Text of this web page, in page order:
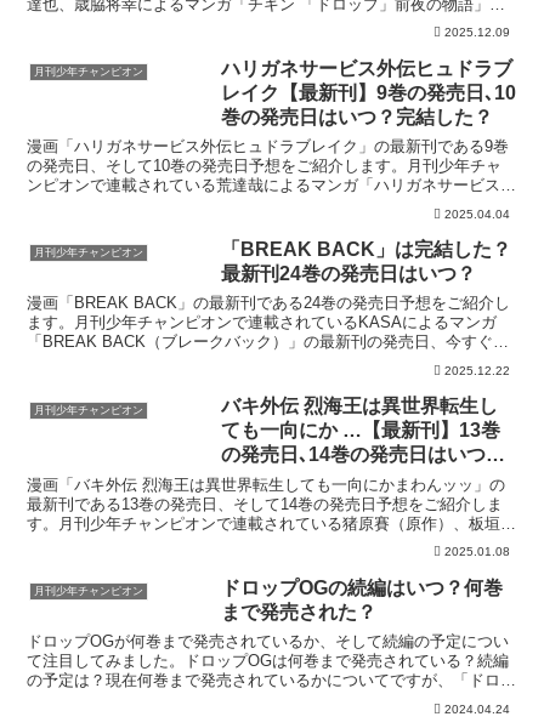
達也、歳脇将幸によるマンガ「チキン 「ドロップ」前夜の物語」の
最新刊の発売日、今すぐお得に読む方法はこちら！「チキ...2025.12.09
月刊少年チャンピオン
ハリガネサービス外伝ヒュドラブ
レイク【最新刊】9巻の発売日､10
巻の発売日はいつ？完結した？
漫画「ハリガネサービス外伝ヒュドラブレイク」の最新刊である9巻
の発売日、そして10巻の発売日予想をご紹介します。月刊少年チャ
ンピオンで連載されている荒達哉によるマンガ「ハリガネサービス外
伝ヒュドラブレイク」の最新刊の発売日はこちら！漫画「ハ...2025.04.04
月刊少年チャンピオン
「BREAK BACK」は完結した？
最新刊24巻の発売日はいつ？
漫画「BREAK BACK」の最新刊である24巻の発売日予想をご紹介し
ます。月刊少年チャンピオンで連載されているKASAによるマンガ
「BREAK BACK（ブレークバック）」の最新刊の発売日、今すぐお
2025.12.22
月刊少年チャンピオン
バキ外伝 烈海王は異世界転生し
ても一向にか …【最新刊】13巻
の発売日､14巻の発売日はいつ？
完結した？
漫画「バキ外伝 烈海王は異世界転生しても一向にかまわんッッ」の
最新刊である13巻の発売日、そして14巻の発売日予想をご紹介しま
す。月刊少年チャンピオンで連載されている猪原賽（原作）、板垣恵
介（原案）、陸井栄史によるマンガ「バキ外伝 烈海王は... 2025.01.08
月刊少年チャンピオン
ドロップOGの続編はいつ？何巻
まで発売された？
ドロップOGが何巻まで発売されているか、そして続編の予定につい
て注目してみました。ドロップOGは何巻まで発売されている？続編
の予定は？現在何巻まで発売されているかについてですが、「ドロッ
プOG」の最終巻は26巻となっています。「ドロップOG... 2024.04.24